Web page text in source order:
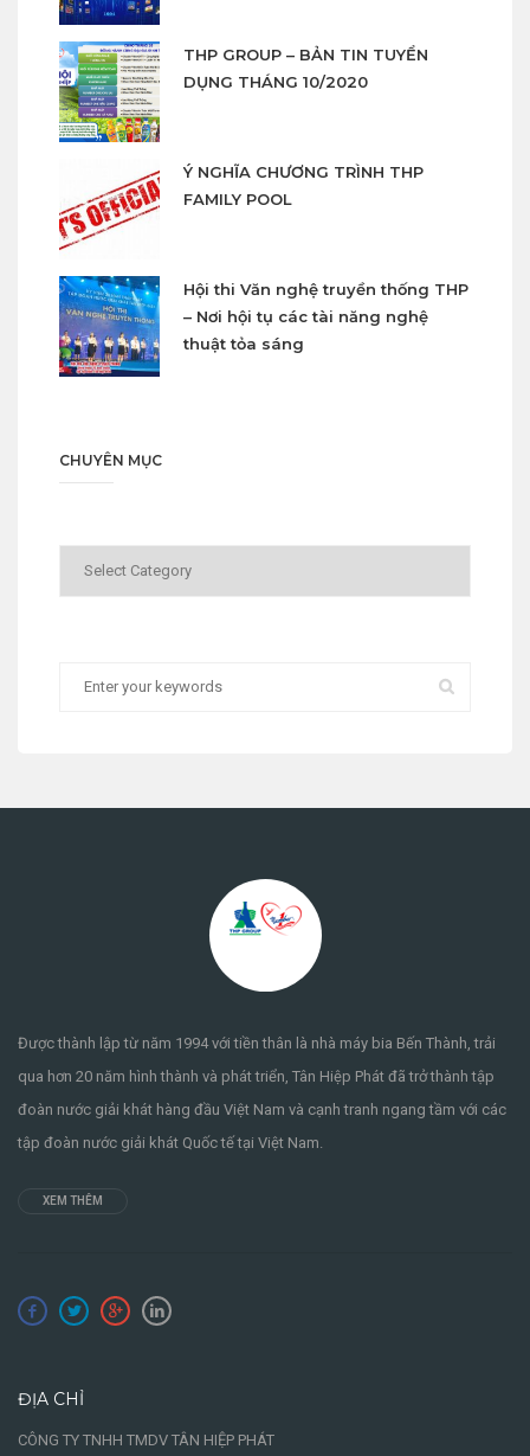
THP GROUP – BẢN TIN TUYỂN
DỤNG THÁNG 10/2020
Ý NGHĨA CHƯƠNG TRÌNH THP
FAMILY POOL
Hội thi Văn nghệ truyền thống THP
– Nơi hội tụ các tài năng nghệ
thuật tỏa sáng
CHUYÊN MỤC
mục
Được thành lập từ năm 1994 với tiền thân là nhà máy bia Bến Thành, trải
qua hơn 20 năm hình thành và phát triển, Tân Hiệp Phát đã trở thành tập
đoàn nước giải khát hàng đầu Việt Nam và cạnh tranh ngang tầm với các
tập đoàn nước giải khát Quốc tế tại Việt Nam.
XEM THÊM
ĐỊA CHỈ
CÔNG TY TNHH TMDV TÂN HIỆP PHÁT